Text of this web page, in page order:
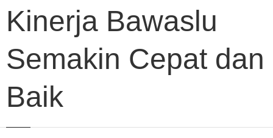
Kinerja Bawaslu
Semakin Cepat dan
Baik